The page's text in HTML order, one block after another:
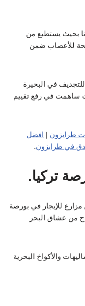
بحيث يستطيع من
للأعصاب ضمن
في البحيرة
ساهمت في رفع تقييم
طرابزون | افضل
في طرابزون.
تركيا.
للإيجار في بورصة
من عشاق البحر
والأكواخ البحرية